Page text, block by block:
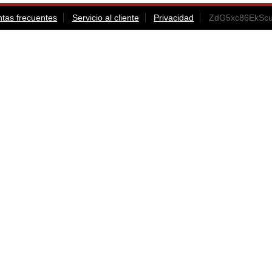
frecuentes Servicio al cliente Privacidad